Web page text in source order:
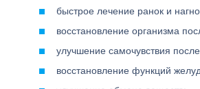
быстрое лечение ранок и
восстановление организма
улучшение самочувствия
восстановление функций